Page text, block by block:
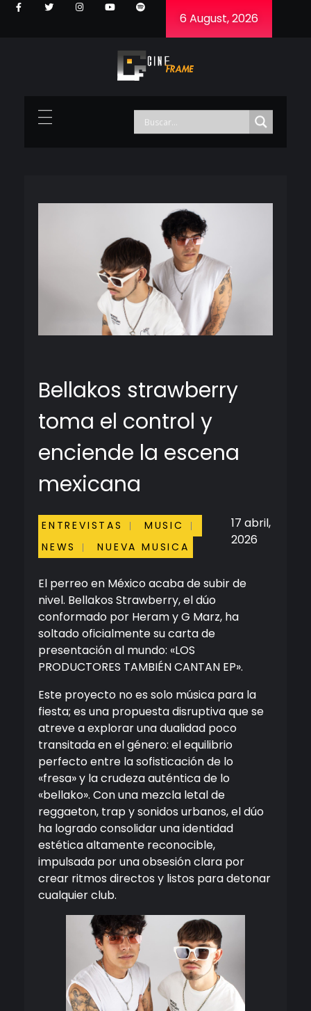
6 August, 2026
Bellakos strawberry
toma el control y
enciende la escena
mexicana
17 abril,
2026
ENTREVISTAS
MUSIC
NEWS
NUEVA MUSICA
El perreo en México acaba de subir de
nivel. Bellakos Strawberry, el dúo
conformado por Heram y G Marz, ha
soltado oficialmente su carta de
presentación al mundo: «LOS
PRODUCTORES TAMBIÉN CANTAN EP».
Este proyecto no es solo música para la
fiesta; es una propuesta disruptiva que se
atreve a explorar una dualidad poco
transitada en el género: el equilibrio
perfecto entre la sofisticación de lo
«fresa» y la crudeza auténtica de lo
«bellako». Con una mezcla letal de
reggaeton, trap y sonidos urbanos, el dúo
ha logrado consolidar una identidad
estética altamente reconocible,
impulsada por una obsesión clara por
crear ritmos directos y listos para detonar
cualquier club.